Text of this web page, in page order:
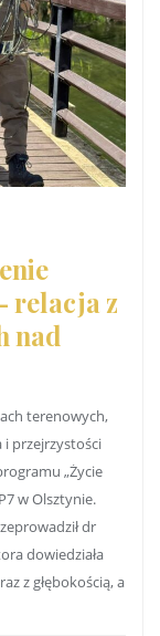
relacja z
nad
terenowych,
i przejrzystości
„Życie
w Olsztynie.
dr
dowiedziała
z głębokością, a